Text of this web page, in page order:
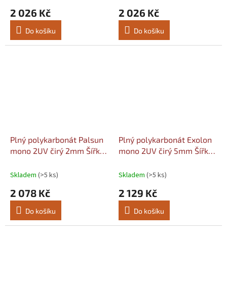
2 026 Kč
Do košíku
2 026 Kč
Do košíku
Plný polykarbonát Palsun
mono 2UV čirý 2mm Šířka:
Skladem (>5 ks)
2 078 Kč
Do košíku
Plný polykarbonát Exolon
mono 2UV čirý 5mm Šířka:
Skladem (>5 ks)
2 129 Kč
Do košíku